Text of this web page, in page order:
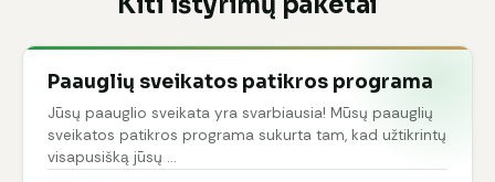
Paauglių sveikatos patikros programa
Jūsų paauglio sveikata yra svarbiausia! Mūsų paauglių
sveikatos patikros programa sukurta tam, kad užtikrintų
visapusišką jūsų …